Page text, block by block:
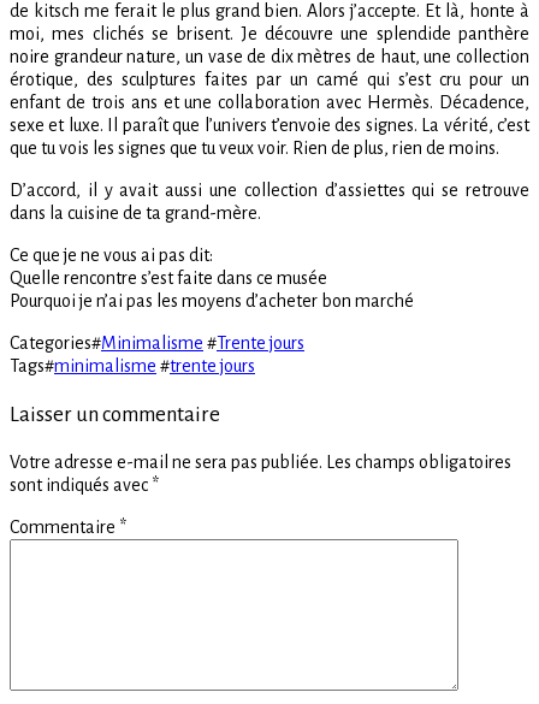
de kitsch me ferait le plus grand bien. Alors j’accepte. Et là, honte à
moi, mes clichés se brisent. Je découvre une splendide panthère
noire grandeur nature, un vase de dix mètres de haut, une collection
érotique, des sculptures faites par un camé qui s’est cru pour un
enfant de trois ans et une collaboration avec Hermès. Décadence,
sexe et luxe. Il paraît que l’univers t’envoie des signes. La vérité, c’est
que tu vois les signes que tu veux voir. Rien de plus, rien de moins.
D’accord, il y avait aussi une collection d’assiettes qui se retrouve
dans la cuisine de ta grand-mère.
Ce que je ne vous ai pas dit:
Quelle rencontre s’est faite dans ce musée
Pourquoi je n’ai pas les moyens d’acheter bon marché
Categories#Minimalisme #Trente jours
Tags#minimalisme #trente jours
Laisser un commentaire
Votre adresse e-mail ne sera pas publiée.
Les champs obligatoires
sont indiqués avec *
Commentaire *